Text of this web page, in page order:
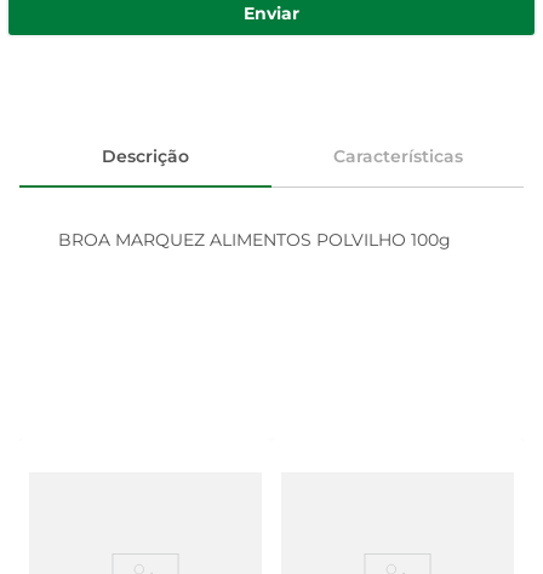
Enviar
Descrição Características
BROA MARQUEZ ALIMENTOS POLVILHO 100g